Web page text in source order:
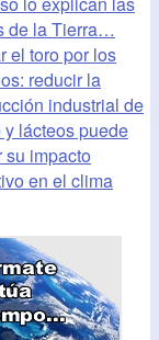
de la Tierra…
el toro por los
reducir la
industrial de
y lácteos puede
su impacto
en el clima